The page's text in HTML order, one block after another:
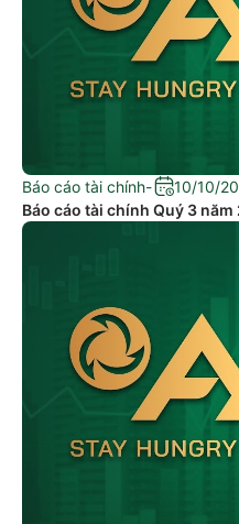
Báo cáo tài chính-
10/10/
Báo cáo tài chính Quý 3 năm